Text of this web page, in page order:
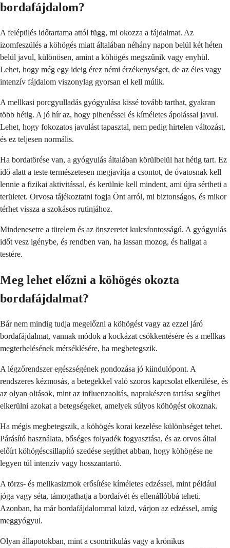
bordafájdalom?
A felépülés időtartama attól függ, mi okozza a fájdalmat. Az
izomfeszülés a köhögés miatt általában néhány napon belül két héten
belül javul, különösen, amint a köhögés megszűnik vagy enyhül.
Lehet, hogy még egy ideig érez némi érzékenységet, de az éles vagy
intenzív fájdalom viszonylag gyorsan el kell múlik.
A mellkasi porcgyulladás gyógyulása kissé tovább tarthat, gyakran
több hétig. A jó hír az, hogy pihenéssel és kíméletes ápolással javul.
Lehet, hogy fokozatos javulást tapasztal, nem pedig hirtelen változást,
és ez teljesen normális.
Ha bordatörése van, a gyógyulás általában körülbelül hat hétig tart. Ez
idő alatt a teste természetesen megjavítja a csontot, de óvatosnak kell
lennie a fizikai aktivitással, és kerülnie kell mindent, ami újra sértheti a
területet. Orvosa tájékoztatni fogja Önt arról, mi biztonságos, és mikor
térhet vissza a szokásos rutinjához.
Mindenesetre a türelem és az önszeretet kulcsfontosságú. A gyógyulás
időt vesz igénybe, és rendben van, ha lassan mozog, és hallgat a
testére.
Meg lehet előzni a köhögés okozta
bordafájdalmat?
Bár nem mindig tudja megelőzni a köhögést vagy az ezzel járó
bordafájdalmat, vannak módok a kockázat csökkentésére és a mellkas
megterhelésének mérséklésére, ha megbetegszik.
A légzőrendszer egészségének gondozása jó kiindulópont. A
rendszeres kézmosás, a betegekkel való szoros kapcsolat elkerülése, és
az olyan oltások, mint az influenzaoltás, naprakészen tartása segíthet
elkerülni azokat a betegségeket, amelyek súlyos köhögést okoznak.
Ha mégis megbetegszik, a köhögés korai kezelése különbséget tehet.
Párásító használata, bőséges folyadék fogyasztása, és az orvos által
előírt köhögéscsillapító szedése segíthet abban, hogy köhögése ne
legyen túl intenzív vagy hosszantartó.
A törzs- és mellkasizmok erősítése kíméletes edzéssel, mint például
jóga vagy séta, támogathatja a bordaívét és ellenállóbbá teheti.
Azonban, ha már bordafájdalommal küzd, várjon az edzéssel, amíg
meggyógyul.
Olyan állapotokban, mint a csontritkulás vagy a krónikus